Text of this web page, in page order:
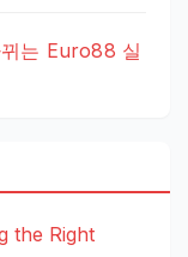
는 Euro88 실
the Right